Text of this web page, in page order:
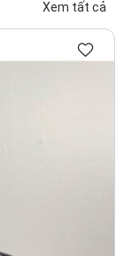
trên 500
vải)
30 bộ trở
ngực.
Xem tất cả